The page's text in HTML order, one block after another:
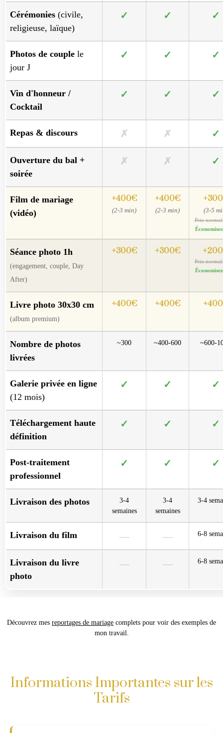
Cérémonies (civile,
religieuse, laïque)
✓ ✓ ✓
Photos de couple le
jour J
✓ ✓ ✓
Vin d'honneur /
Cocktail
✓ ✓ ✓
Repas & discours ✗ ✗ ✓
Ouverture du bal +
soirée
✗ ✗ ✓
Film de mariage
(vidéo)
+400€
(2-3 min)
+400€
(2-3 min) (3-5
Prix
Séance photo 1h
(engagement, couple, Day
After)
+300€ +300€
Prix
Livre photo 30x30 cm
(album premium)
+400€ +400€
Nombre de photos
livrées
~300 ~400-600 ~600-
Galerie privée en ligne
(12 mois)
✓ ✓ ✓
Téléchargement haute
définition
✓ ✓ ✓
Post-traitement
professionnel
✓ ✓ ✓
Livraison des photos
3-4
semaines
3-4
semaines
3-4
Livraison du film — — 6-8
Livraison du livre
photo
— — 6-8
Découvrez mes reportages de mariage complets pour voir des exemples de
mon travail.
Informations Importantes sur les
Tarifs